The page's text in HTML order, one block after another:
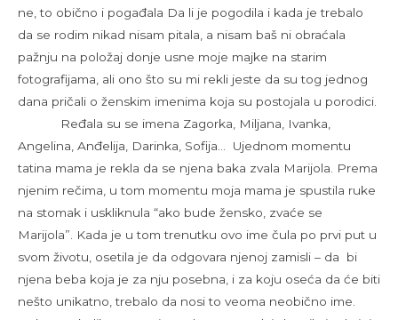
ne, to obično i pogađala Da li je pogodila i kada je trebalo
da se rodim nikad nisam pitala, a nisam baš ni obraćala
pažnju na položaj donje usne moje majke na starim
fotografijama, ali ono što su mi rekli jeste da su tog jednog
dana pričali o ženskim imenima koja su postojala u porodici.
Ređala su se imena Zagorka, Miljana, Ivanka,
Angelina, Anđelija, Darinka, Sofija… Ujednom momentu
tatina mama je rekla da se njena baka zvala Marijola. Prema
njenim rečima, u tom momentu moja mama je spustila ruke
na stomak i uskliknula “ako bude žensko, zvaće se
Marijola”. Kada je u tom trenutku ovo ime čula po prvi put u
svom životu, osetila je da odgovara njenoj zamisli – da bi
njena beba koja je za nju posebna, i za koju oseća da će biti
nešto unikatno, trebalo da nosi to veoma neobično ime.